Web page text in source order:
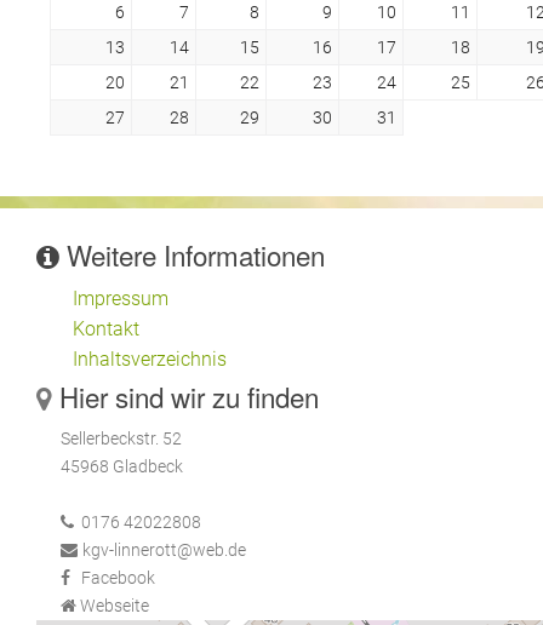
6
7 8 9 10 11
13
14 15 16 17 18
20
21 22 23 24 25
27
28 29 30 31
Weitere Informationen
Impressum
Kontakt
Inhaltsverzeichnis
Hier sind wir zu finden
Sellerbeckstr. 52
45968 Gladbeck
0176 42022808
kgv-linnerott@web.de
Facebook
Webseite